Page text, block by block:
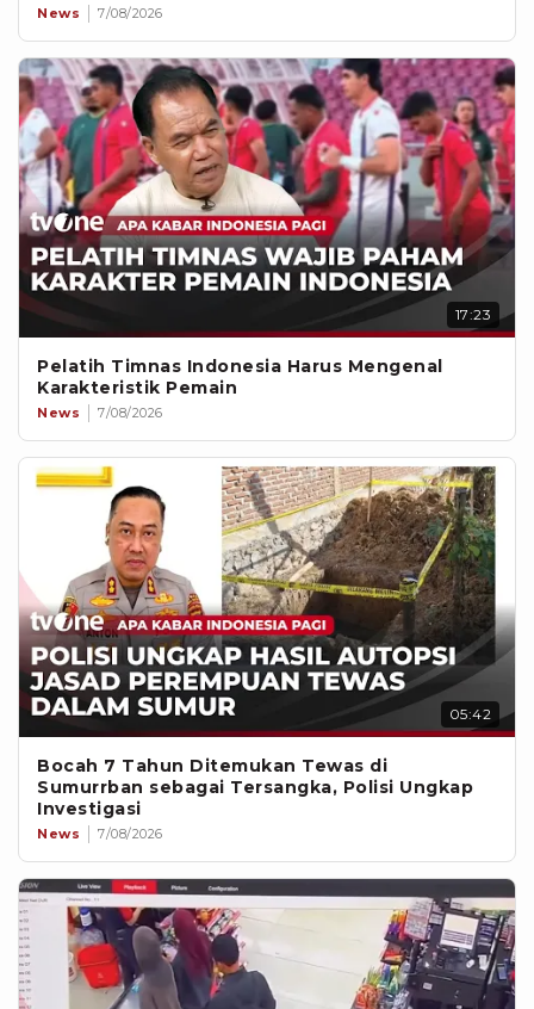
News 7/08/2026
17:23
Pelatih Timnas Indonesia Harus Mengenal
Karakteristik Pemain
News 7/08/2026
05:42
Bocah 7 Tahun Ditemukan Tewas di
Sumurrban sebagai Tersangka, Polisi Ungkap
Investigasi
News 7/08/2026